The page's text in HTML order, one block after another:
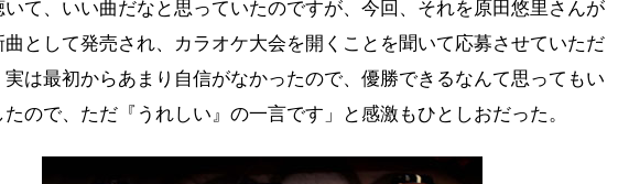
いて、いい曲だなと思っていたのですが、今回、それを原田悠里さんが
曲として発売され、カラオケ大会を開くことを聞いて応募させていただ
実は最初からあまり自信がなかったので、優勝できるなんて思ってもい
たので、ただ『うれしい』の一言です」と感激もひとしおだった。